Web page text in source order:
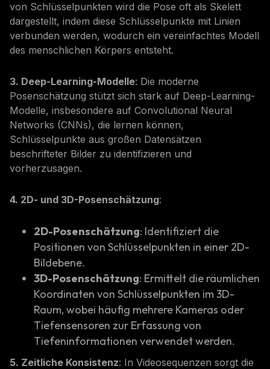
von Schlüsselpunkten wird die Pose oft als Skelett
dargestellt, indem diese Schlüsselpunkte mit Linien
verbunden werden, wodurch ein vereinfachtes Modell
des menschlichen Körpers entsteht.
3. Deep-Learning-Modelle: Die moderne
Posenschätzung stützt sich stark auf Deep-Learning-
Modelle, insbesondere auf Convolutional Neural
Networks (CNNs), die lernen können,
Schlüsselpunkte aus großen Datensätzen
beschrifteter Bilder zu identifizieren und
vorherzusagen.
4. 2D- und 3D-Posenschätzung:
2D-Posenschätzung: Identifiziert die
Positionen von Schlüsselpunkten in einer 2D-
Bildebene.
3D-Posenschätzung: Ermittelt die räumlichen
Koordinaten von Schlüsselpunkten im 3D-
Raum, wobei häufig mehrere Kameras oder
Tiefensensoren zur Erfassung von
Tiefeninformationen verwendet werden.
5. Zeitliche Konsistenz: In Videosequenzen sorgt die